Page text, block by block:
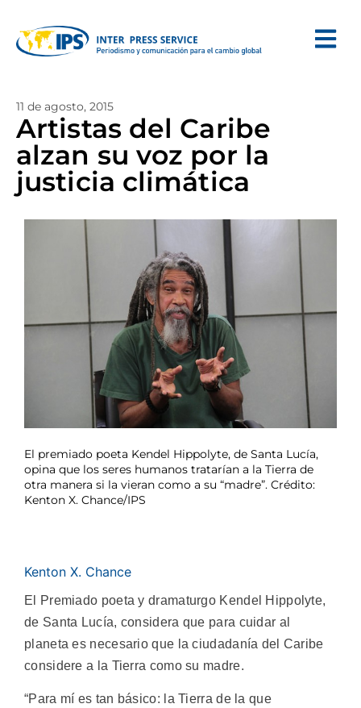
11 de agosto, 2015
Artistas del Caribe
alzan su voz por la
justicia climática
El premiado poeta Kendel Hippolyte, de Santa Lucía,
opina que los seres humanos tratarían a la Tierra de
otra manera si la vieran como a su “madre”. Crédito:
Kenton X. Chance/IPS
Kenton X. Chance
El Premiado poeta y dramaturgo Kendel Hippolyte,
de Santa Lucía, considera que para cuidar al
planeta es necesario que la ciudadanía del Caribe
considere a la Tierra como su madre.
“Para mí es tan básico: la Tierra de la que